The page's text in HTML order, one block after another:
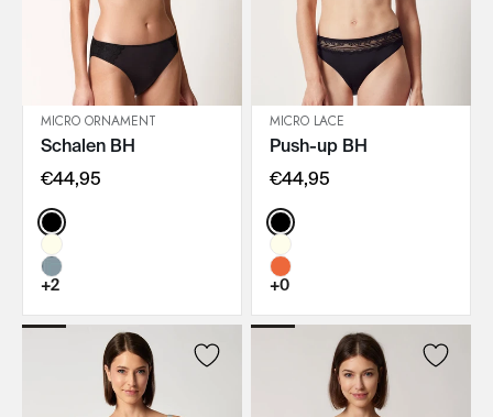
IN DEN WARENKORB
MICRO ORNAMENT
Schalen BH
€44,95
Color:
+2
IN DEN WARENKORB
MICRO LACE
Push-up BH
€44,95
Color:
+0